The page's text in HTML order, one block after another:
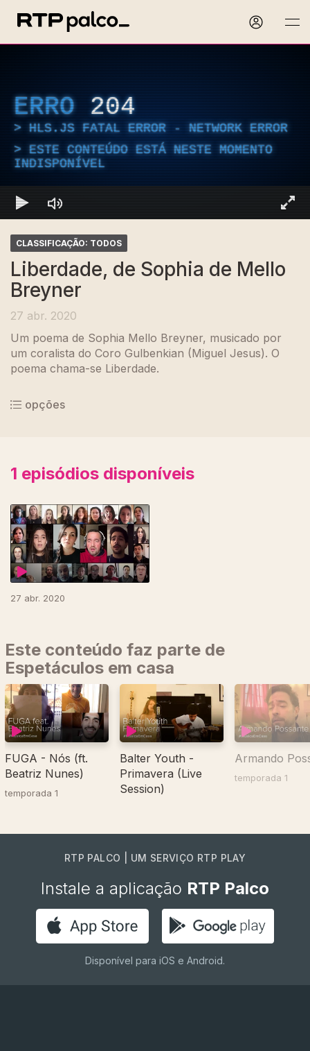
ERRO 204
HLS.JS FATAL ERROR - NETWORK ERROR
ESTE CONTEÚDO ESTÁ NESTE MOMENTO
INDISPONÍVEL
CLASSIFICAÇÃO: TODOS
Liberdade, de Sophia de Mello
Breyner
27 abr. 2020
Um poema de Sophia Mello Breyner, musicado por
um coralista do Coro Gulbenkian (Miguel Jesus). O
poema chama-se Liberdade.
opções
1 episódios disponíveis
27 abr. 2020
469253
Este conteúdo faz parte de
Espetáculos em casa
FUGA - Nós (ft.
Beatriz Nunes)
temporada 1
Balter Youth -
Primavera (Live
Session)
Armando
temporada 1
RTP PALCO | UM SERVIÇO RTP PLAY
Instale a aplicação RTP Palco
Disponível para iOS e Android.